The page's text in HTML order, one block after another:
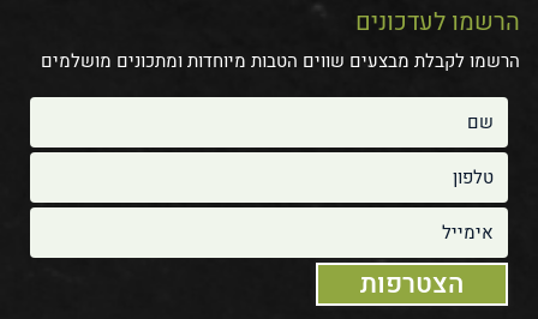
הרשמו לעדכונים
הרשמו לקבלת מבצעים שווים הטבות מיוחדות ומתכונים מושלמים